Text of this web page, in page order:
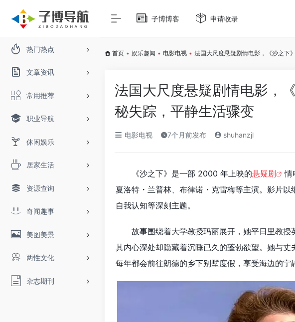
热门热点
文章资讯
常用推荐
职业导航
休闲娱乐
居家生活
资源查询
奇闻趣事
美图美景
两性文化
杂志期刊
子博博客 申请收录
首页 • 娱乐趣闻 • 电影电视 • 法国大尺度悬疑剧情电影，《沙之下
法国大尺度悬疑剧情电影，
秘失踪，平静生活骤变
电影电视 7个月前发布 shuhanzjl
《沙之下》是一部 2000 年上映的悬疑剧 情
夏洛特・兰普林、布律诺・克雷梅等主演。影片
自我认知等深刻主题。
故事围绕着大学教授玛丽展开，她平日里教
其内心深处却隐藏着沉睡已久的蓬勃欲望。她与丈
每年都会前往朗德的乡下别墅度假，享受海边的宁